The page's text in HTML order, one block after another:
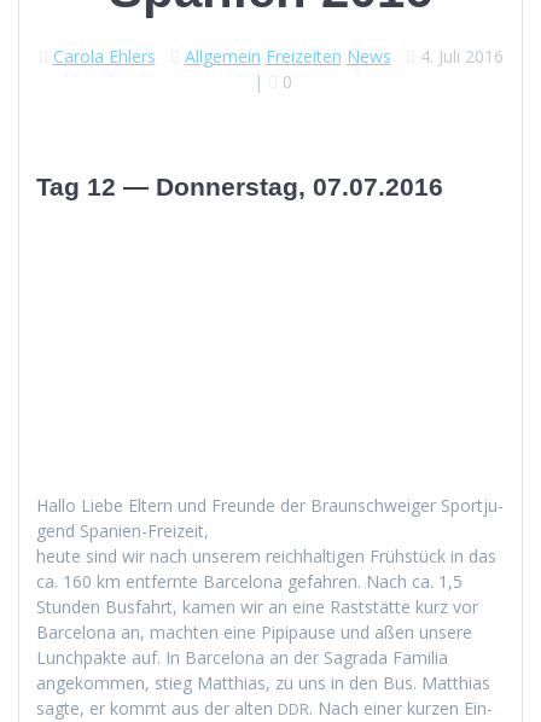
Carola Ehlers Allgemein Freizeiten News
4. Juli 2016
|
0
Tag 12 — Donnerstag, 07.07.2016
Hal­lo Liebe Eltern und Fre­unde der Braun­schweiger Sportju­
gend Spanien-Freizeit,
heute sind wir nach unserem reich­halti­gen Früh­stück in das
ca. 160 km ent­fer­nte Barcelona gefahren. Nach ca. 1,5
Stun­den Bus­fahrt, kamen wir an eine Rast­stätte kurz vor
Barcelona an, macht­en eine Pip­i­pause und aßen unsere
Lunch­pak­te auf. In Barcelona an der Sagra­da Famil­ia
angekom­men, stieg Matthias, zu uns in den Bus. Matthias
sagte, er kommt aus der alten DDR. Nach ein­er kurzen Ein­